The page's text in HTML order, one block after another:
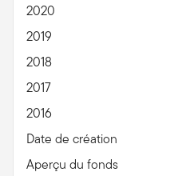
2020
2019
2018
2017
2016
Date de création
Aperçu du fonds